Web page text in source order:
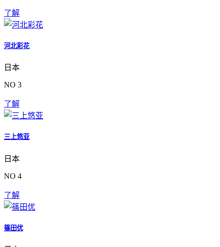
了解
河北彩花
日本
NO 3
了解
三上悠亚
日本
NO 4
了解
篠田优